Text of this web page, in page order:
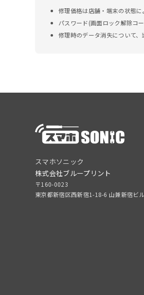
修理価格は店舗・端末の状態に
パスワード(画面ロック解除コ
修理時のデータ消失について、
スマホソニック
株式会社ブループリント
〒160-0023
東京都新宿区西新宿1-18-6 山兼新宿ビ